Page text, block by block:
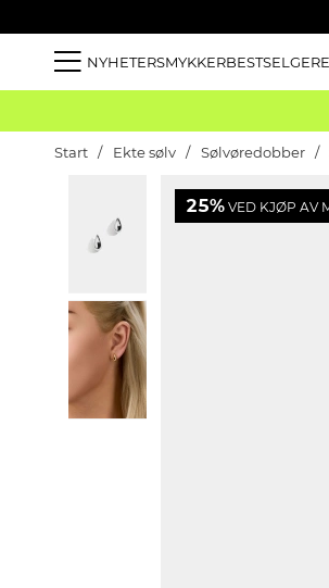
NYHETERSMYKKERBESTSELGERE
Start Ekte sølv Sølvøredobber
25% VED KJØP AV